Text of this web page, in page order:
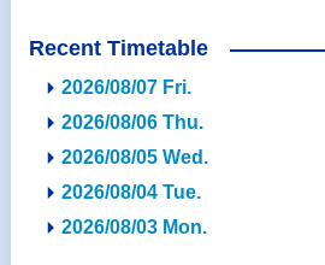
Recent Timetable
2026/08/07 Fri.
2026/08/06 Thu.
2026/08/05 Wed.
2026/08/04 Tue.
2026/08/03 Mon.